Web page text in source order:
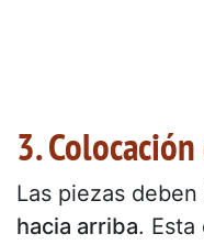
3.
Las piezas
hacia arriba.